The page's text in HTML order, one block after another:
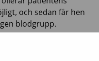
och sedan får hen
blodgrupp.